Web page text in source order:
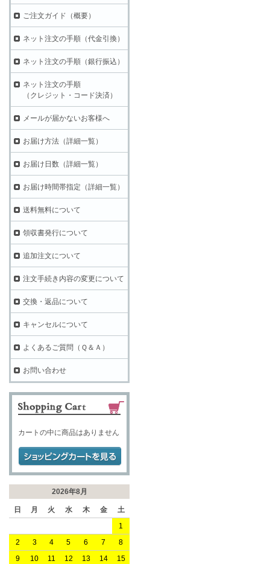
ご注文ガイド（概要）
ネット注文の手順（代金引換）
ネット注文の手順（銀行振込）
ネット注文の手順
（クレジット・コード決済）
メールが届かないお客様へ
お届け方法（詳細一覧）
お届け日数（詳細一覧）
お届け時間帯指定（詳細一覧）
送料無料について
領収書発行について
追加注文について
注文手続き内容の変更について
交換・返品について
キャンセルについて
よくあるご質問（Ｑ＆Ａ）
お問い合わせ
カートの中に商品はありません
2026年8月
日 月 火 水 木 金
土
1
2
3 4 5 6 7
8
9
10 11 12 13 14
15